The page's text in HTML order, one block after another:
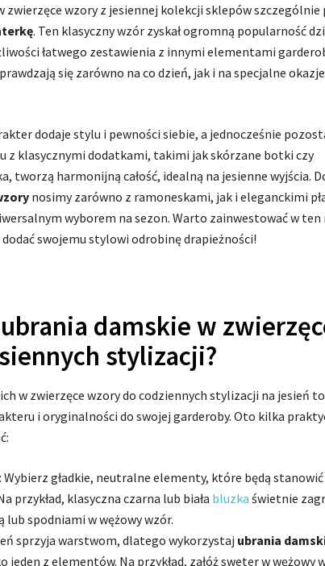
zwierzęce wzory z jesiennej kolekcji sklepów szczególnie
. Ten klasyczny wzór zyskał ogromną popularność
łatwego zestawienia z innymi elementami
się zarówno na co dzień, jak i na specjalne
dodaje stylu i pewności siebie, a jednocześnie
z klasycznymi dodatkami, takimi jak skórzane botki czy
tworzą harmonijną całość, idealną na jesienne wyjścia.
nosimy zarówno z ramoneskami, jak i eleganckimi
wyborem na sezon. Warto zainwestować w ten
swojemu stylowi odrobinę drapieżności!
damskie w
stylizacji?
w zwierzęce wzory do codziennych stylizacji na jesień
i oryginalności do swojej garderoby. Oto kilka
: Wybierz gładkie, neutralne elementy, które będą stanowić
przykład, klasyczna czarna lub biała bluzka świetnie
lub spodniami w wężowy wzór.
sprzyja warstwom, dlatego wykorzystaj ubrania
jeden z elementów. Na przykład, załóż sweter w wężowy